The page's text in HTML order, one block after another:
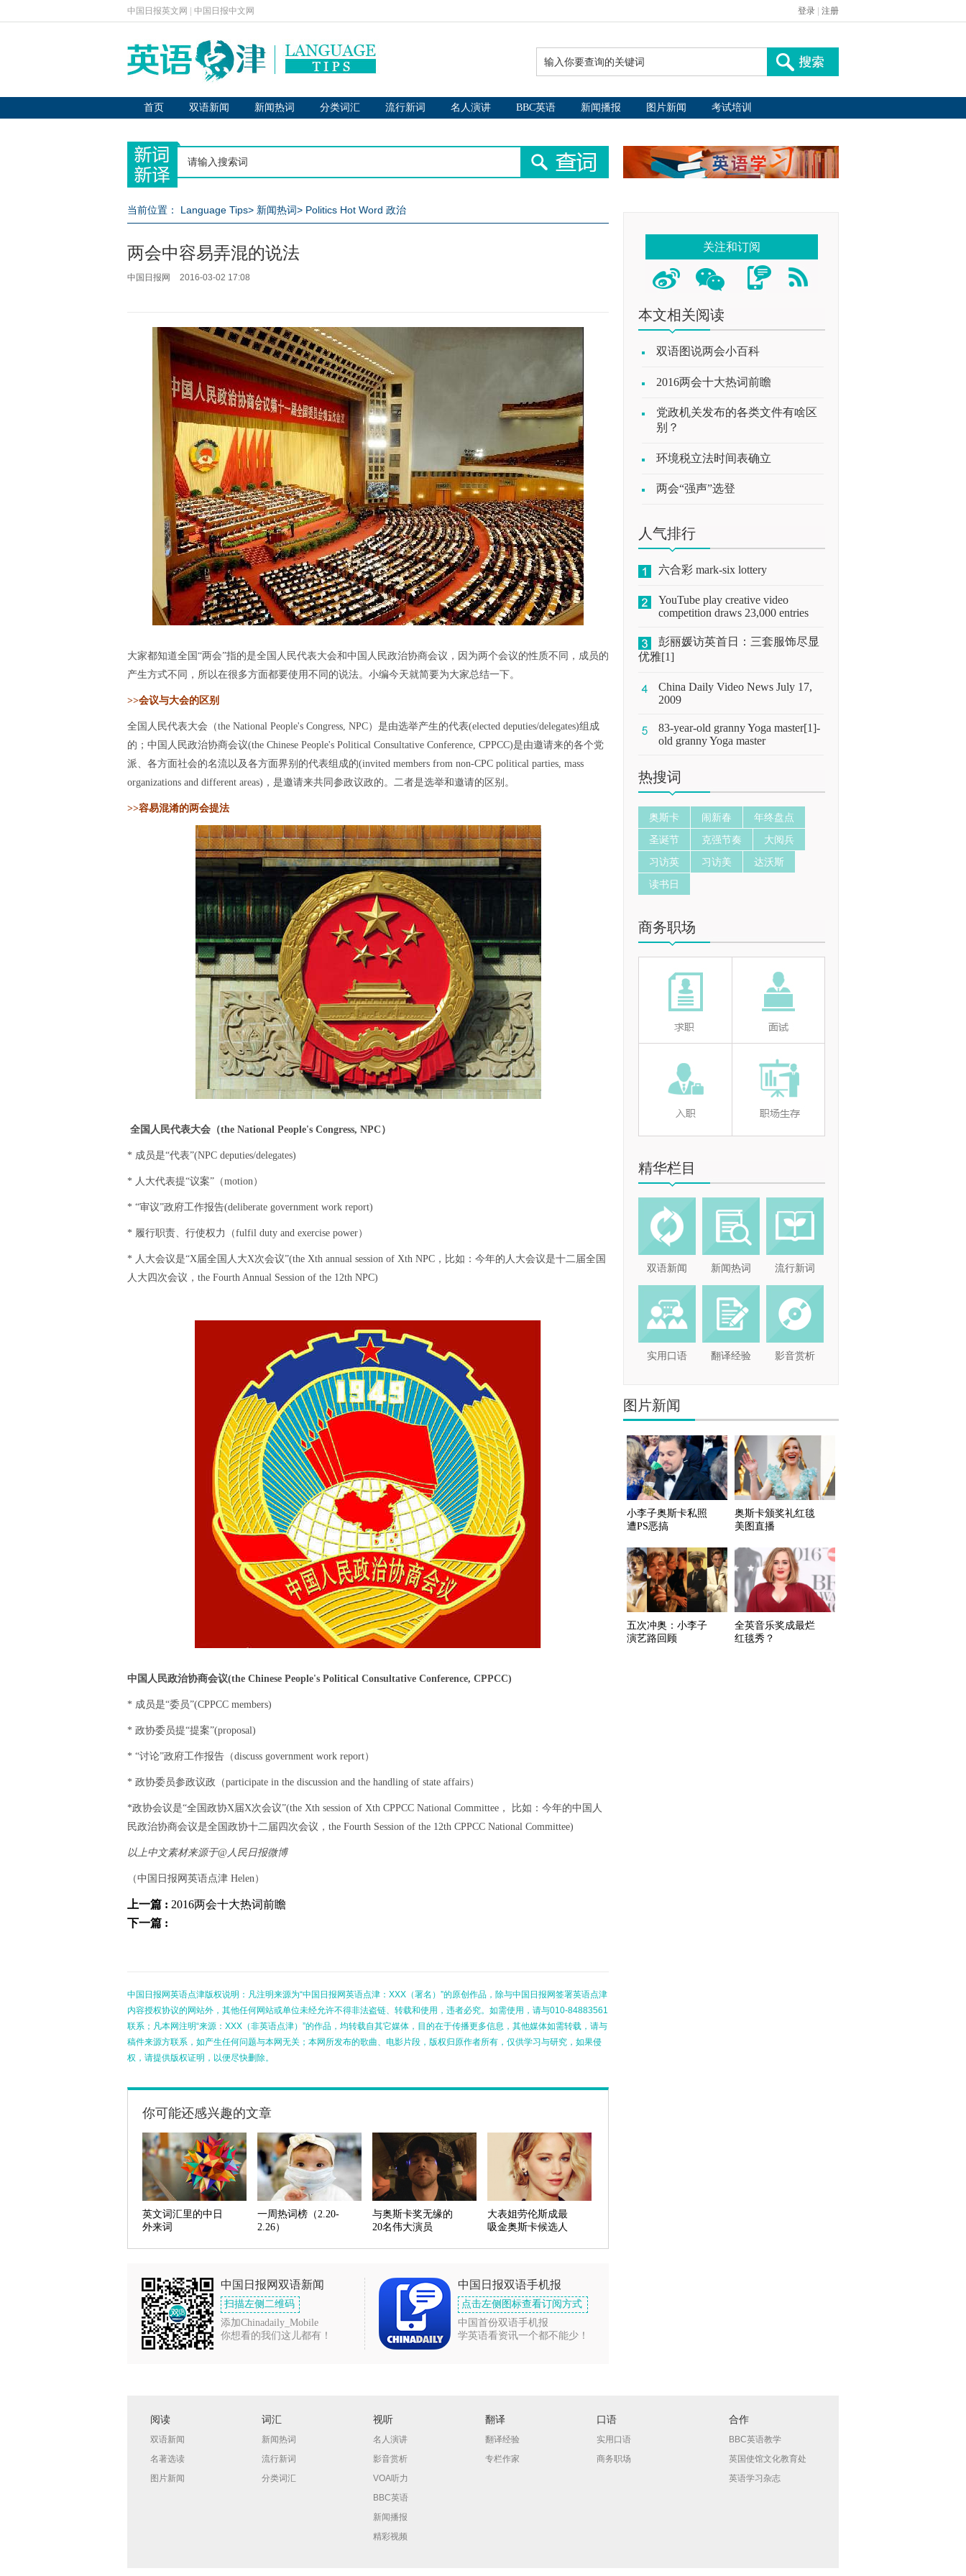
中国日报英文网 中国日报中文网 登录 注册
首页 双语新闻 新闻热词 分类词汇 流行新词 名人演讲 BBC英语 新闻播报 图片新闻 考试培训
当前位置： Language Tips> 新闻热词> Politics Hot Word 政治
两会中容易弄混的说法
中国日报网 2016-03-02 17:08
大家都知道全国“两会”指的是全国人民代表大会和中国人民政治协商会议，因为两个会议的性质不同，成员的
产生方式不同，所以在很多方面都要使用不同的说法。小编今天就简要为大家总结一下。
>>会议与大会的区别
全国人民代表大会（the National People's Congress, NPC）是由选举产生的代表(elected deputies/delegates)组成
的；中国人民政治协商会议(the Chinese People's Political Consultative Conference, CPPCC)是由邀请来的各个党
派、各方面社会的名流以及各方面界别的代表组成的(invited members from non-CPC political parties, mass
organizations and different areas)，是邀请来共同参政议政的。二者是选举和邀请的区别。
>>容易混淆的两会提法
全国人民代表大会（the National People's Congress, NPC）
* 成员是“代表”(NPC deputies/delegates)
* 人大代表提“议案”（motion）
* “审议”政府工作报告(deliberate government work report)
* 履行职责、行使权力（fulfil duty and exercise power）
* 人大会议是“X届全国人大X次会议”(the Xth annual session of Xth NPC，比如：今年的人大会议是十二届全国
人大四次会议，the Fourth Annual Session of the 12th NPC)
中国人民政治协商会议(the Chinese People's Political Consultative Conference, CPPCC)
* 成员是“委员”(CPPCC members)
* 政协委员提“提案”(proposal)
* “讨论”政府工作报告（discuss government work report）
* 政协委员参政议政（participate in the discussion and the handling of state affairs）
*政协会议是“全国政协X届X次会议”(the Xth session of Xth CPPCC National Committee， 比如：今年的中国人
民政治协商会议是全国政协十二届四次会议，the Fourth Session of the 12th CPPCC National Committee)
以上中文素材来源于@人民日报微博
（中国日报网英语点津 Helen）
上一篇 : 2016两会十大热词前瞻
下一篇 :
中国日报网英语点津版权说明：凡注明来源为“中国日报网英语点津：XXX（署名）”的原创作品，除与中国日报网签署英语点津
内容授权协议的网站外，其他任何网站或单位未经允许不得非法盗链、转载和使用，违者必究。如需使用，请与010-84883561
联系；凡本网注明“来源：XXX（非英语点津）”的作品，均转载自其它媒体，目的在于传播更多信息，其他媒体如需转载，请与
稿件来源方联系，如产生任何问题与本网无关；本网所发布的歌曲、电影片段，版权归原作者所有，仅供学习与研究，如果侵
权，请提供版权证明，以便尽快删除。
你可能还感兴趣的文章
英文词汇里的中日
外来词
一周热词榜（2.20-
2.26）
与奥斯卡奖无缘的
20名伟大演员
大表姐劳伦斯成最
吸金奥斯卡候选人
中国日报网双语新闻
扫描左侧二维码
添加Chinadaily_Mobile
你想看的我们这儿都有！
中国日报双语手机报
点击左侧图标查看订阅方式
中国首份双语手机报
学英语看资讯一个都不能少！
关注和订阅
本文相关阅读
双语图说两会小百科
2016两会十大热词前瞻
党政机关发布的各类文件有啥区
别？
环境税立法时间表确立
两会“强声”选登
人气排行
六合彩 mark-six lottery
YouTube play creative video
competition draws 23,000 entries
彭丽媛访英首日：三套服饰尽显
优雅[1]
China Daily Video News July 17,
2009
83-year-old granny Yoga master[1]-
old granny Yoga master
热搜词
奥斯卡 闹新春
年终盘点
圣诞节
克强节奏
大阅兵
习访英
习访美
达沃斯
读书日
商务职场
精华栏目
双语新闻 新闻热词 流行新词
实用口语 翻译经验 影音赏析
图片新闻
小李子奥斯卡私照
遭PS恶搞
奥斯卡颁奖礼红毯
美图直播
五次冲奥：小李子
演艺路回顾
全英音乐奖成最烂
红毯秀？
阅读
双语新闻
名著选读
图片新闻
词汇
新闻热词
流行新词
分类词汇
视听
名人演讲
影音赏析
VOA听力
BBC英语
新闻播报
精彩视频
翻译
翻译经验
专栏作家
口语
实用口语
商务职场
合作
BBC英语教学
英国使馆文化教育处
英语学习杂志